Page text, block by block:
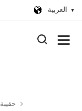
العربية